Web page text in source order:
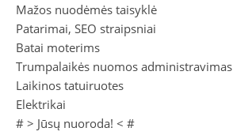
Mažos nuodėmės taisyklė
Patarimai, SEO straipsniai
Batai moterims
Trumpalaikės nuomos administravimas
Laikinos tatuiruotes
Elektrikai
# > Jūsų nuoroda! < #